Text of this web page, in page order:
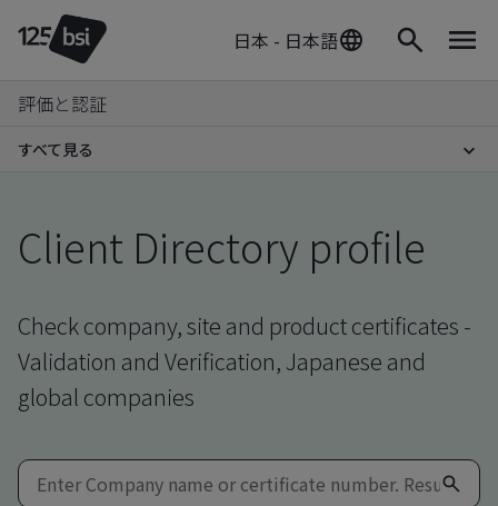
日本 - 日本語
評価と認証
すべて見る
Client Directory profile
Check company, site and product certificates -
Validation and Verification, Japanese and
global companies